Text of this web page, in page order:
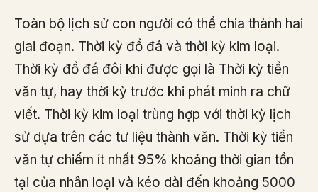
Toàn bộ lịch sử con người có thể chia thành hai
giai đoạn. Thời kỳ đồ đá và thời kỳ kim loại.
Thời kỳ đồ đá đôi khi được gọi là Thời kỳ tiền
văn tự, hay thời kỳ trước khi phát minh ra chữ
viết. Thời kỳ kim loại trùng hợp với thời kỳ lịch
sử dựa trên các tư liệu thành văn. Thời kỳ tiền
văn tự chiếm ít nhất 95% khoảng thời gian tồn
tại của nhân loại và kéo dài đến khoảng 5000